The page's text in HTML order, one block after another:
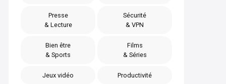
Presse
& Lecture
Sécurité
& VPN
Bien être
& Sports
Films
& Séries
Jeux vidéo Productivité